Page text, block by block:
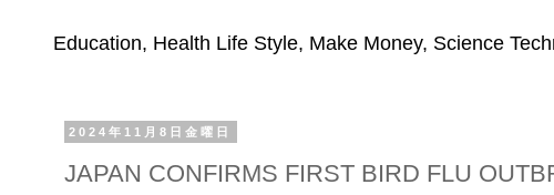
Education, Health Life Style, Make Money, Science
2024年11月8日金曜日
JAPAN CONFIRMS FIRST BIRD FLU